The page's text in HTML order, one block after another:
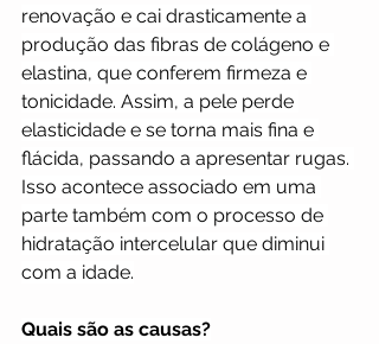
renovação e cai drasticamente a
produção das fibras de colágeno e
elastina, que conferem firmeza e
tonicidade. Assim, a pele perde
elasticidade e se torna mais fina e
flácida, passando a apresentar rugas.
Isso acontece associado em uma
parte também com o processo de
hidratação intercelular que diminui
com a idade.
Quais são as causas?